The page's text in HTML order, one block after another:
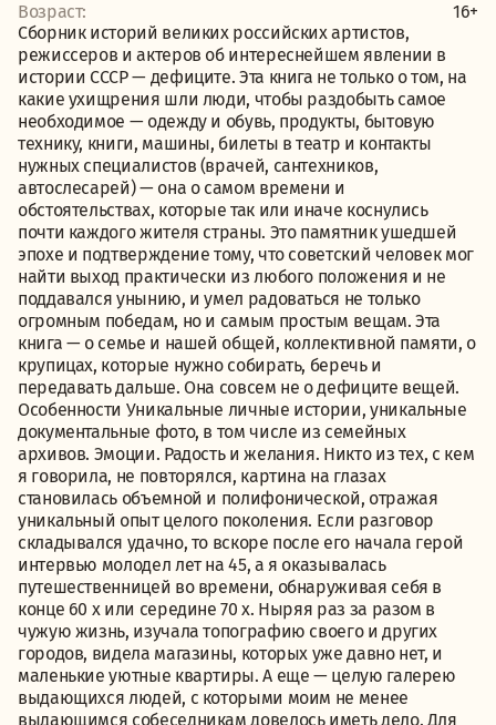
Возраст:
16+
Сборник историй великих российских артистов,
режиссеров и актеров об интереснейшем явлении в
истории СССР — дефиците. Эта книга не только о том, на
какие ухищрения шли люди, чтобы раздобыть самое
необходимое — одежду и обувь, продукты, бытовую
технику, книги, машины, билеты в театр и контакты
нужных специалистов (врачей, сантехников,
автослесарей) — она о самом времени и
обстоятельствах, которые так или иначе коснулись
почти каждого жителя страны. Это памятник ушедшей
эпохе и подтверждение тому, что советский человек мог
найти выход практически из любого положения и не
поддавался унынию, и умел радоваться не только
огромным победам, но и самым простым вещам. Эта
книга — о семье и нашей общей, коллективной памяти, о
крупицах, которые нужно собирать, беречь и
передавать дальше. Она совсем не о дефиците вещей.
Особенности Уникальные личные истории, уникальные
документальные фото, в том числе из семейных
архивов. Эмоции. Радость и желания. Никто из тех, с кем
я говорила, не повторялся, картина на глазах
становилась объемной и полифонической, отражая
уникальный опыт целого поколения. Если разговор
складывался удачно, то вскоре после его начала герой
интервью молодел лет на 45, а я оказывалась
путешественницей во времени, обнаруживая себя в
конце 60 х или середине 70 х. Ныряя раз за разом в
чужую жизнь, изучала топографию своего и других
городов, видела магазины, которых уже давно нет, и
маленькие уютные квартиры. А еще — целую галерею
выдающихся людей, с которыми моим не менее
выдающимся собеседникам довелось иметь дело. Для